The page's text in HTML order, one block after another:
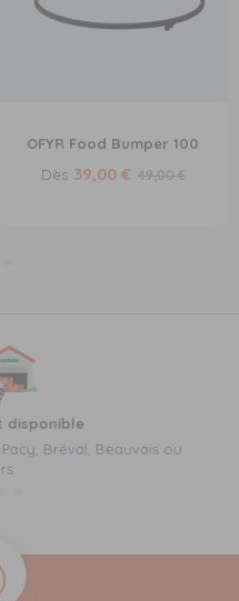
OFYR Food Bumper 100
Dès 39,00 € 49,00 €
disponible
Bréval, Beauvais ou